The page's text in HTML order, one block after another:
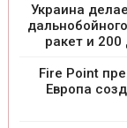
Украина
ракет и
Fire Point
Европа